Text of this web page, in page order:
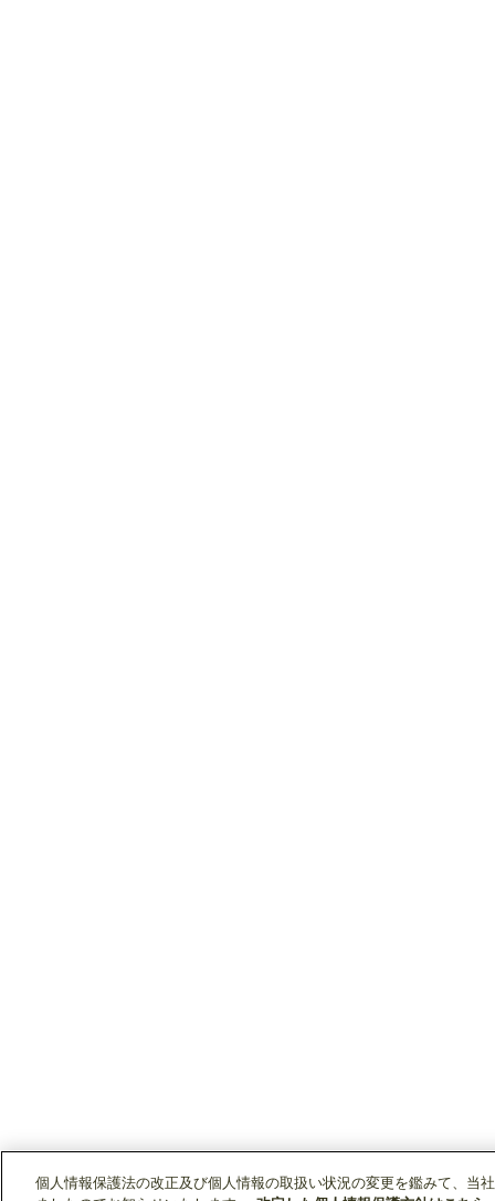
個人情報保護法の改正及び個人情報の取扱い状況の変更を鑑みて、当